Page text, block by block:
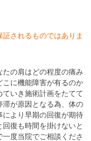
されるものではありま
の肩はどの程度の痛み
に機能障害が有るのか
いき施術計画をたてて
が原因となる為、体の
より早期の回復が期待
復も時間を掛けないと
度当院でご相談くださ